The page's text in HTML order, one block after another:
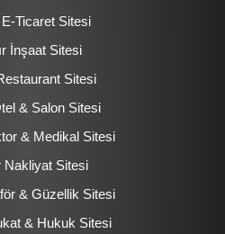
E-Ticaret Sitesi
İnşaat Sitesi
Sitesi
& Salon Sitesi
& Medikal Sitesi
Nakliyat Sitesi
& Güzellik Sitesi
& Hukuk Sitesi